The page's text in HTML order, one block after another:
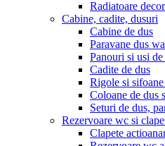
Radiatoare
Cabine, cadite, dusuri
Cabine de dus
Paravane dus
Panouri si usi de
Cadite de dus
Rigole si
Coloane de dus
Seturi de dus,
Rezervoare wc si
Clapete